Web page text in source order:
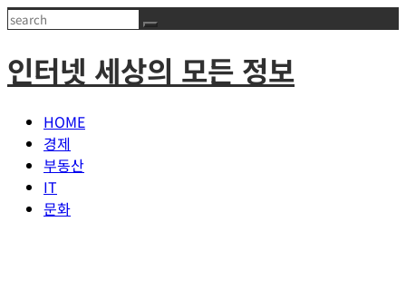
Skip
content
Search
인터넷 세상의 모든 정보
HOME
경제
부동산
IT
문화